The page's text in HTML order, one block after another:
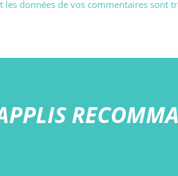
les données de vos commentaires sont